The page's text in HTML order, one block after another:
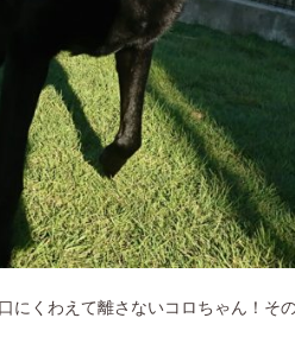
にくわえて離さないコロちゃん！そ